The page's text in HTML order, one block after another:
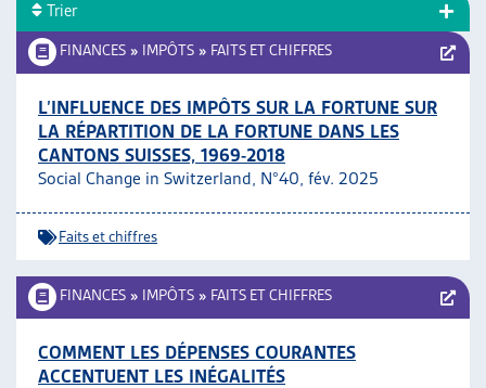
DOSSIERS DU MOIS
VEILLE
RESSOURCES
THÉMATIQUES
GUIDE SOCIAL ROMAND
AUTRES
PROJETS ET ACTIVITÉS
JOURNÉES D’AUTOMNE
FINANCES » IMPÔTS » FAITS ET CHIFFRES
L’INFLUENCE DES IMPÔTS SUR LA FORTUNE SUR
LA RÉPARTITION DE LA FORTUNE DANS LES
CANTONS SUISSES, 1969-2018
Social Change in Switzerland, N°40, fév. 2025
Faits et chiffres
FINANCES » IMPÔTS » FAITS ET CHIFFRES
COMMENT LES DÉPENSES COURANTES
ACCENTUENT LES INÉGALITÉS
Trier